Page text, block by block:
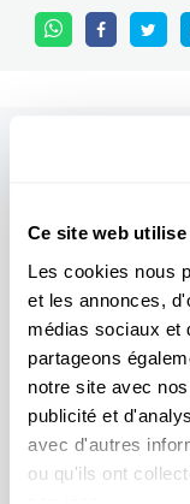
Ce site web
Les cookies nous
et les annonces,
médias sociaux et
partageons
notre site avec
publicité et
avec d'autres
ou qu'ils ont
Tous les
11.04
2026
31.10
2026
EXPO
dur